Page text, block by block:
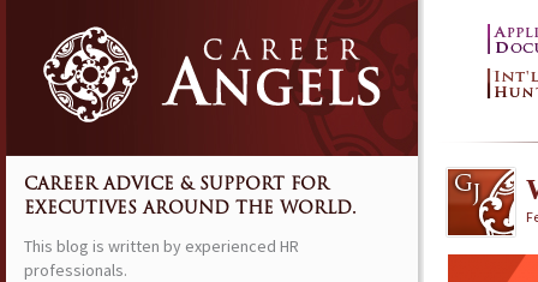
CAREER ADVICE & SUPPORT FOR
EXECUTIVES AROUND THE WORLD.
This blog is written by experienced HR
professionals.